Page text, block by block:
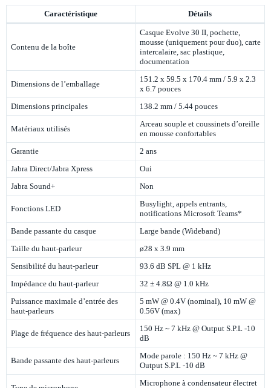
Caractéristique Détails
Contenu de la boîte
Casque Evolve 30 II, pochette,
mousse (uniquement pour duo), carte
intercalaire, sac plastique,
documentation
Dimensions de l’emballage
151.2 x 59.5 x 170.4 mm / 5.9 x 2.3
x 6.7 pouces
Dimensions principales
138.2 mm / 5.44 pouces
Matériaux utilisés
Arceau souple et coussinets d’oreille
en mousse confortables
Garantie
2 ans
Jabra Direct/Jabra Xpress
Oui
Jabra Sound+
Non
Fonctions LED
Busylight, appels entrants,
notifications Microsoft Teams*
Bande passante du casque
Large bande (Wideband)
Taille du haut-parleur
ø28 x 3.9 mm
Sensibilité du haut-parleur
93.6 dB SPL @ 1 kHz
Impédance du haut-parleur
32 ± 4.8Ω @ 1.0 kHz
Puissance maximale d’entrée des
haut-parleurs
5 mW @ 0.4V (nominal), 10 mW @
0.56V (max)
Plage de fréquence des haut-parleurs
150 Hz ~ 7 kHz @ Output S.P.L -10
dB
Bande passante des haut-parleurs
Mode parole : 150 Hz ~ 7 kHz @
Output S.P.L -10 dB
Microphone à condensateur électret